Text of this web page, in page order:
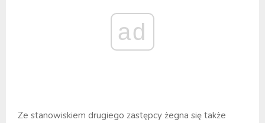
ad
Ze stanowiskiem drugiego zastępcy żegna się także